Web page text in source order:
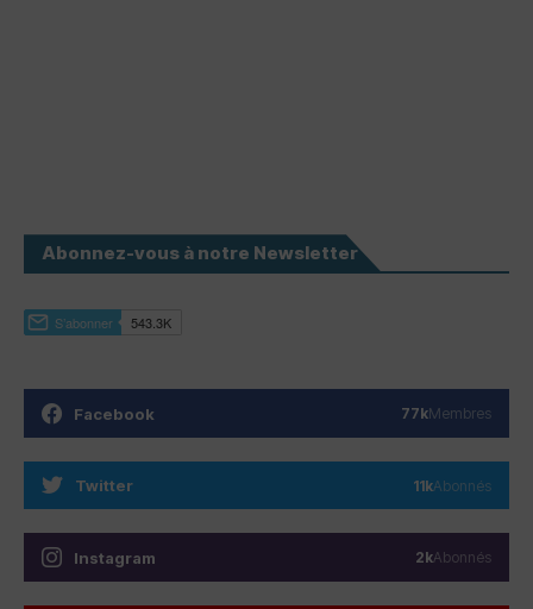
Abonnez-vous à notre Newsletter
Facebook 77kMembres
Twitter 11kAbonnés
Instagram 2kAbonnés